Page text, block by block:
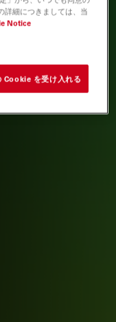
詳細につきましては、当
Notice
Cookie を受け入れる